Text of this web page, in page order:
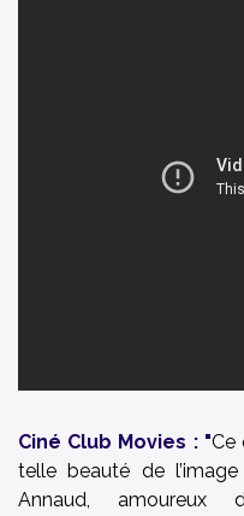
Ciné Club Movies : "Ce
telle beauté de
Annaud,